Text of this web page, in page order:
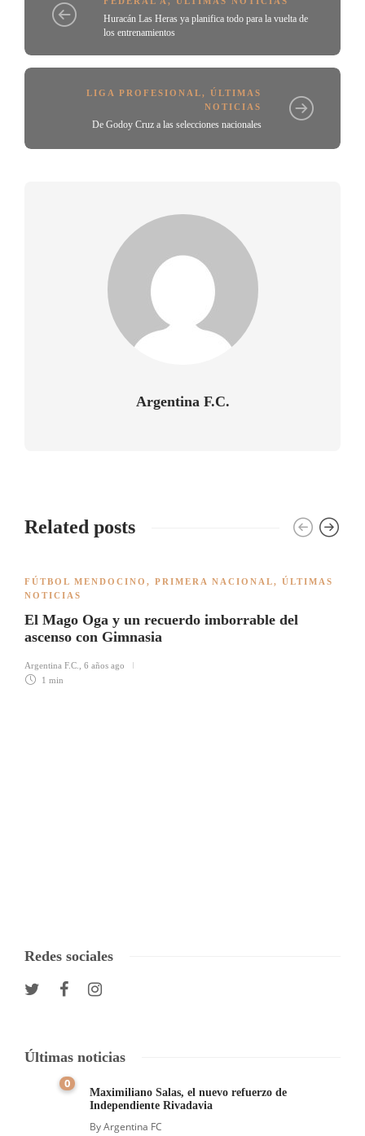
Huracán Las Heras ya planifica todo para la vuelta de
los entrenamientos
LIGA PROFESIONAL, ÚLTIMAS
NOTICIAS
De Godoy Cruz a las selecciones nacionales
Argentina F.C.
Related posts
FÚTBOL MENDOCINO , PRIMERA NACIONAL, ÚLTIMAS
NOTICIAS
El Mago Oga y un recuerdo imborrable del
ascenso con Gimnasia
Argentina F.C.
6 años ago
1 min
Redes sociales
Últimas noticias
0
Maximiliano Salas, el nuevo refuerzo de
Independiente Rivadavia
ByArgentina FC